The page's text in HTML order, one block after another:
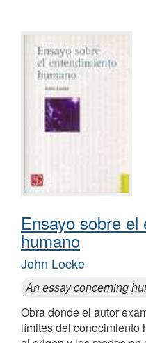
Ensayo sobre
humano
John Locke
An essay concerning
Obra donde el autor
límites del conocimiento